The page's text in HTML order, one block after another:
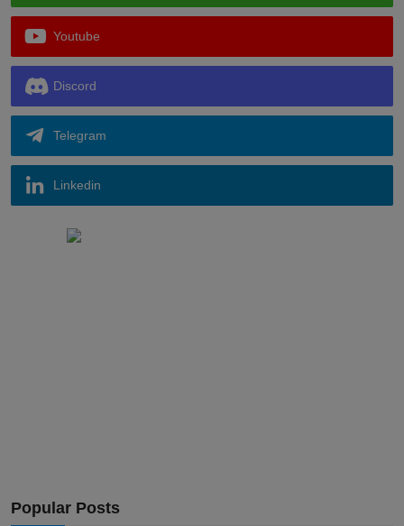
Youtube
Discord
Telegram
Linkedin
Popular Posts